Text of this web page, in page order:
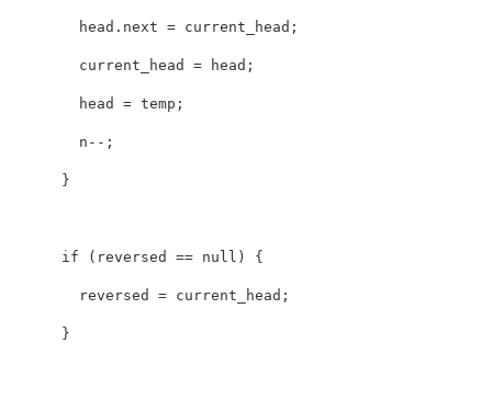
head . next = current_head ;
current_head = head ;
head = temp ;
n --;
}
if ( reversed == null ) {
reversed = current_head ;
}